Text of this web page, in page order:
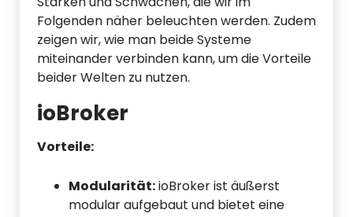
Folgenden näher beleuchten werden. Zudem
zeigen wir, wie man beide Systeme
miteinander verbinden kann, um die Vorteile
beider Welten zu nutzen.
ioBroker
Vorteile:
Modularität:ioBroker ist äußerst
modular aufgebaut und bietet eine